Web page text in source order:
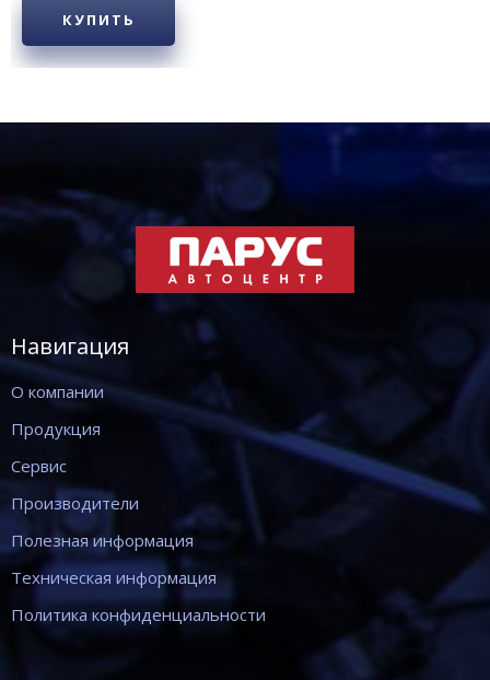
КУПИТЬ
Навигация
О компании
Продукция
Сервис
Производители
Полезная информация
Техническая информация
Политика конфиденциальности